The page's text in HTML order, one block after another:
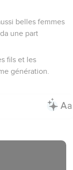
belles femmes
une part
fils et les
génération.